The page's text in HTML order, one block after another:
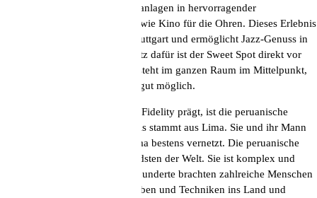
Jazz auf hervorragenden Musikanlagen in hervorragender
Soundqualität zu spielen. Es ist wie Kino für die Ohren. Dieses Erlebnis
bringt das High Fidelity nach Stuttgart und ermöglicht Jazz-Genuss in
perfekter Akustik. Der beste Platz dafür ist der Sweet Spot direkt vor
den Plattenspielern. Die Musik steht im ganzen Raum im Mittelpunkt,
gepflegte Unterhaltung ist aber gut möglich.
Die zweite Kultur, die das High Fidelity prägt, ist die peruanische
Kulinarik. Roxana Naranjo-Kreis stammt aus Lima. Sie und ihr Mann
sind in der Gastroszene von Lima bestens vernetzt. Die peruanische
Küche zählt zu den Faszinierendsten der Welt. Sie ist komplex und
steht für Vielfalt pur. Über Jahrhunderte brachten zahlreiche Menschen
ihre Zutaten, Geschmacksvorlieben und Techniken ins Land und